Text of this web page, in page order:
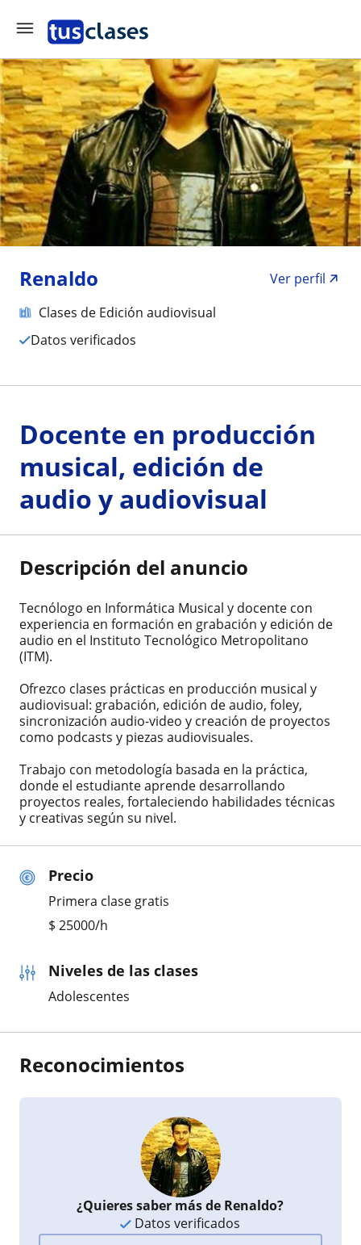
Renaldo
Ver perfil
Clases de Edición audiovisual
Datos verificados
Precio
Primera clase gratis
$ 25000/h
Niveles de las clases
Adolescentes
Docente en producción
musical, edición de
audio y audiovisual
Descripción del anuncio
Tecnólogo en Informática Musical y docente con
experiencia en formación en grabación y edición de
audio en el Instituto Tecnológico Metropolitano
(ITM).
Ofrezco clases prácticas en producción musical y
audiovisual: grabación, edición de audio, foley,
sincronización audio-video y creación de proyectos
como podcasts y piezas audiovisuales.
Trabajo con metodología basada en la práctica,
donde el estudiante aprende desarrollando
proyectos reales, fortaleciendo habilidades técnicas
y creativas según su nivel.
Reconocimientos
¿Quieres saber más de Renaldo?
Datos verificados